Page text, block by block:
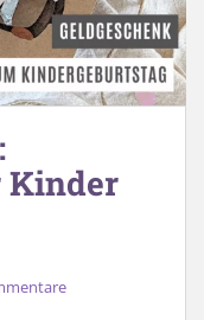
Kinder